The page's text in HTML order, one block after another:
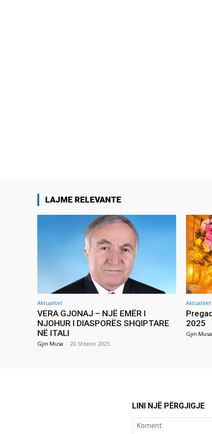
LAJME RELEVANTE
Aktualitet
VERA GJONAJ – NJË EMËR I
NJOHUR I DIASPORËS SHQIPTARE
NË ITALI
Gjin Musa - 20 Shtator 2025
Aktualitet
2025
Gjin Musa
LINI NJË PËRGJIGJE